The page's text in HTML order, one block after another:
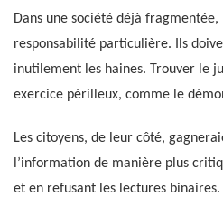
Dans une société déjà
responsabilité particulière. Ils
inutilement les haines. Trouver le
exercice périlleux, comme le
Les citoyens, de leur côté,
l’information de manière plus
et en refusant les lectures binaires.